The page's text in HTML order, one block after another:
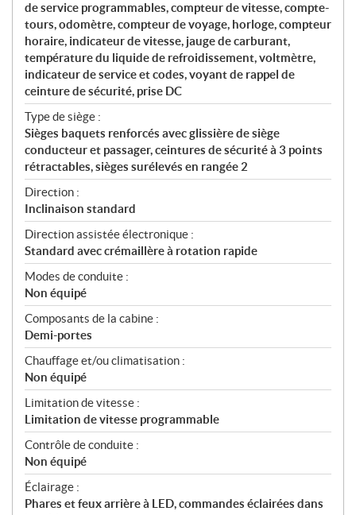
de service programmables, compteur de vitesse, compte-
tours, odomètre, compteur de voyage, horloge, compteur
horaire, indicateur de vitesse, jauge de carburant,
température du liquide de refroidissement, voltmètre,
indicateur de service et codes, voyant de rappel de
ceinture de sécurité, prise DC
Type de siège :
Sièges baquets renforcés avec glissière de siège
conducteur et passager, ceintures de sécurité à 3 points
rétractables, sièges surélevés en rangée 2
Direction :
Inclinaison standard
Direction assistée électronique :
Standard avec crémaillère à rotation rapide
Modes de conduite :
Non équipé
Composants de la cabine :
Demi-portes
Chauffage et/ou climatisation :
Non équipé
Limitation de vitesse :
Limitation de vitesse programmable
Contrôle de conduite :
Non équipé
Éclairage :
Phares et feux arrière à LED, commandes éclairées dans